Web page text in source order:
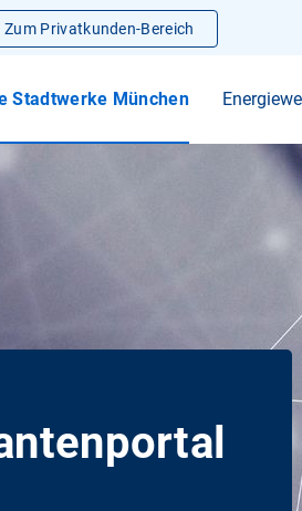
Zum Privatkunden-Bereich
Stadtwerke München